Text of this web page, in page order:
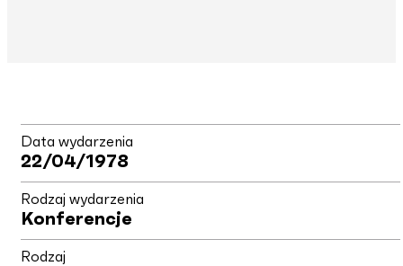
Data wydarzenia
22/04/1978
Rodzaj wydarzenia
Konferencje
Rodzaj